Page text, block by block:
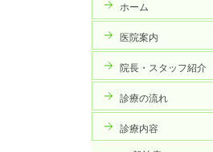
ホーム
医院案内
院長・スタッフ紹介
診療の流れ
診療内容